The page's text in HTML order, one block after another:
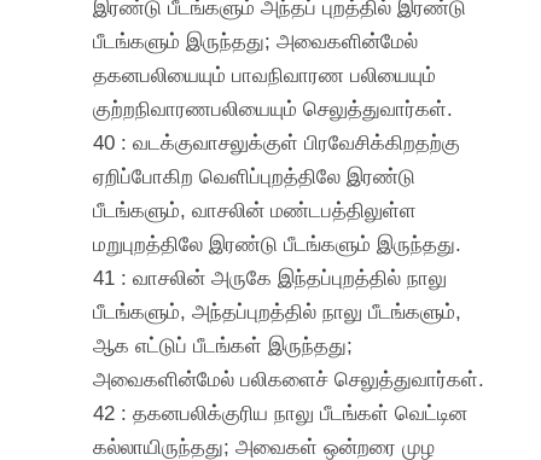
இரண்டு பீடங்களும் அந்தப் புறத்தில் இரண்டு
பீடங்களும் இருந்தது; அவைகளின்மேல்
தகனபலியையும் பாவநிவாரண பலியையும்
குற்றநிவாரணபலியையும் செலுத்துவார்கள்.
40 : வடக்குவாசலுக்குள் பிரவேசிக்கிறதற்கு
ஏறிப்போகிற வெளிப்புறத்திலே இரண்டு
பீடங்களும், வாசலின் மண்டபத்திலுள்ள
மறுபுறத்திலே இரண்டு பீடங்களும் இருந்தது.
41 : வாசலின் அருகே இந்தப்புறத்தில் நாலு
பீடங்களும், அந்தப்புறத்தில் நாலு பீடங்களும்,
ஆக எட்டுப் பீடங்கள் இருந்தது;
அவைகளின்மேல் பலிகளைச் செலுத்துவார்கள்.
42 : தகனபலிக்குரிய நாலு பீடங்கள் வெட்டின
கல்லாயிருந்தது; அவைகள் ஒன்றரை முழ